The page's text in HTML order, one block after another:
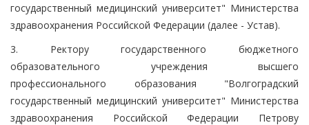
государственный медицинский университет" Министерства
здравоохранения Российской Федерации (далее - Устав).
3. Ректору государственного бюджетного
образовательного учреждения высшего
профессионального образования "Волгоградский
государственный медицинский университет" Министерства
здравоохранения Российской Федерации Петрову